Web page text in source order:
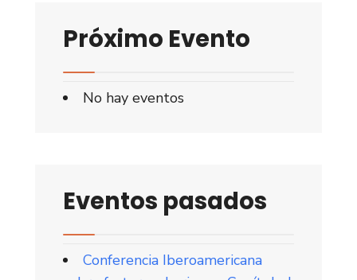
Próximo Evento
No hay eventos
Eventos pasados
Conferencia Iberoamericana